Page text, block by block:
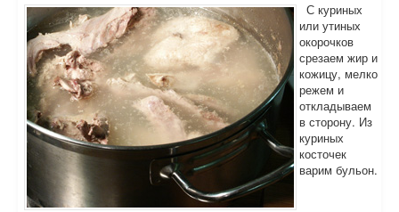
С куриных
или утиных
окорочков
срезаем жир и
кожицу, мелко
режем и
откладываем
в сторону. Из
куриных
косточек
варим бульон.